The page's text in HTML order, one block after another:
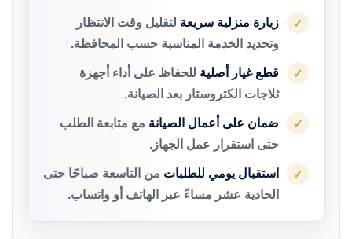
✓ زيارة منزلية سريعة لتقليل وقت الانتظار
وتحديد الخدمة المناسبة حسب المحافظة.
✓ قطع غيار أصلية للحفاظ على أداء أجهزة
ثلاجات الكتروستار بعد الصيانة.
✓ ضمان على أعمال الصيانة مع متابعة الطلب
حتى استقرار عمل الجهاز.
✓ استقبال يومي للطلبات من التاسعة صباحًا حتى
الحادية عشر مساءً عبر الهاتف أو واتساب.